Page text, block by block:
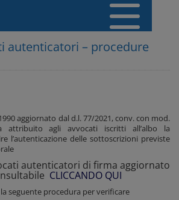
autenticatori – procedure
aggiornato dal d.l. 77/2021, conv. con mod.
attribuito agli avvocati iscritti all’albo la
l’autenticazione delle sottoscrizioni previste
autenticatori di firma aggiornato
CLICCANDO QUI
seguente procedura per verificare